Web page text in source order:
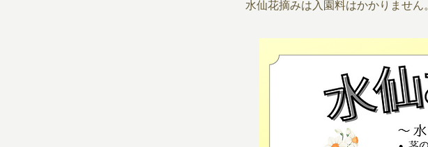
水仙花摘みは入園料はかかりません。